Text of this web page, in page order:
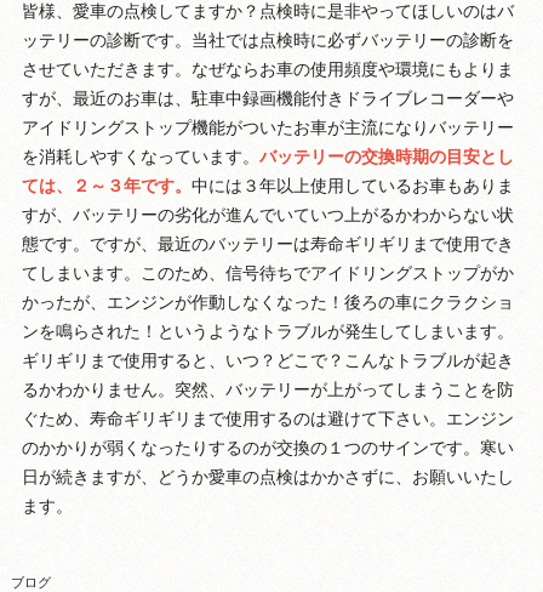
皆様、愛車の点検してますか？点検時に是非やってほしいのはバ
ッテリーの診断です。当社では点検時に必ずバッテリーの診断を
させていただきます。なぜならお車の使用頻度や環境にもよりま
すが、最近のお車は、駐車中録画機能付きドライブレコーダーや
アイドリングストップ機能がついたお車が主流になりバッテリー
を消耗しやすくなっています。 バッテリーの交換時期の目安とし
ては、２～３年です。 中には３年以上使用しているお車もありま
すが、バッテリーの劣化が進んでいていつ上がるかわからない状
態です。ですが、最近のバッテリーは寿命ギリギリまで使用でき
てしまいます。このため、信号待ちでアイドリングストップがか
かったが、エンジンが作動しなくなった！後ろの車にクラクショ
ンを鳴らされた！というようなトラブルが発生してしまいます。
ギリギリまで使用すると、いつ？どこで？こんなトラブルが起き
るかわかりません。突然、バッテリーが上がってしまうことを防
ぐため、寿命ギリギリまで使用するのは避けて下さい。エンジン
のかかりが弱くなったりするのが交換の１つのサインです。寒い
日が続きますが、どうか愛車の点検はかかさずに、お願いいたし
ます。
ブログ